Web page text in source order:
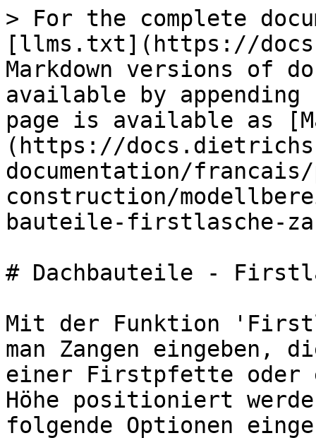
> For the complete
[llms.txt](https://
Markdown versions of
available by
page is available as
(https://
documentation/francais/
construction/
bauteile-firstlasche-
# Dachbauteile -
Mit der Funktion
man Zangen eingeben,
einer Firstpfette
Höhe positioniert
folgende Optionen